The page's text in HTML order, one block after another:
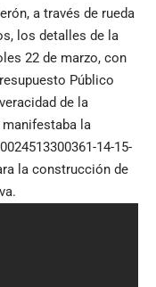
a través de rueda
los detalles de la
22 de marzo, con
Público
de la
la
14-15-
la construcción de